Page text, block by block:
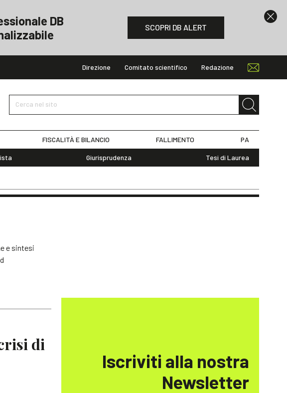
DB
SCOPRI DB ALERT
Direzione Comitato scientifico Redazione
Cerca nel sito
FISCALITÀ E BILANCIO FALLIMENTO PA
Giurisprudenza Tesi di Laurea
e sintesi
di
Iscriviti alla nostra
Newsletter